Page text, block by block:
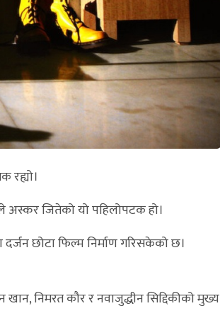
रह्यो।
अस्कर जितेको यो पहिलोपटक हो।
छोटा फिल्म निर्माण गरिसकेको छ।
खान, निमरत कौर र नवाजुद्धीन सिद्दिकीको मुख्य